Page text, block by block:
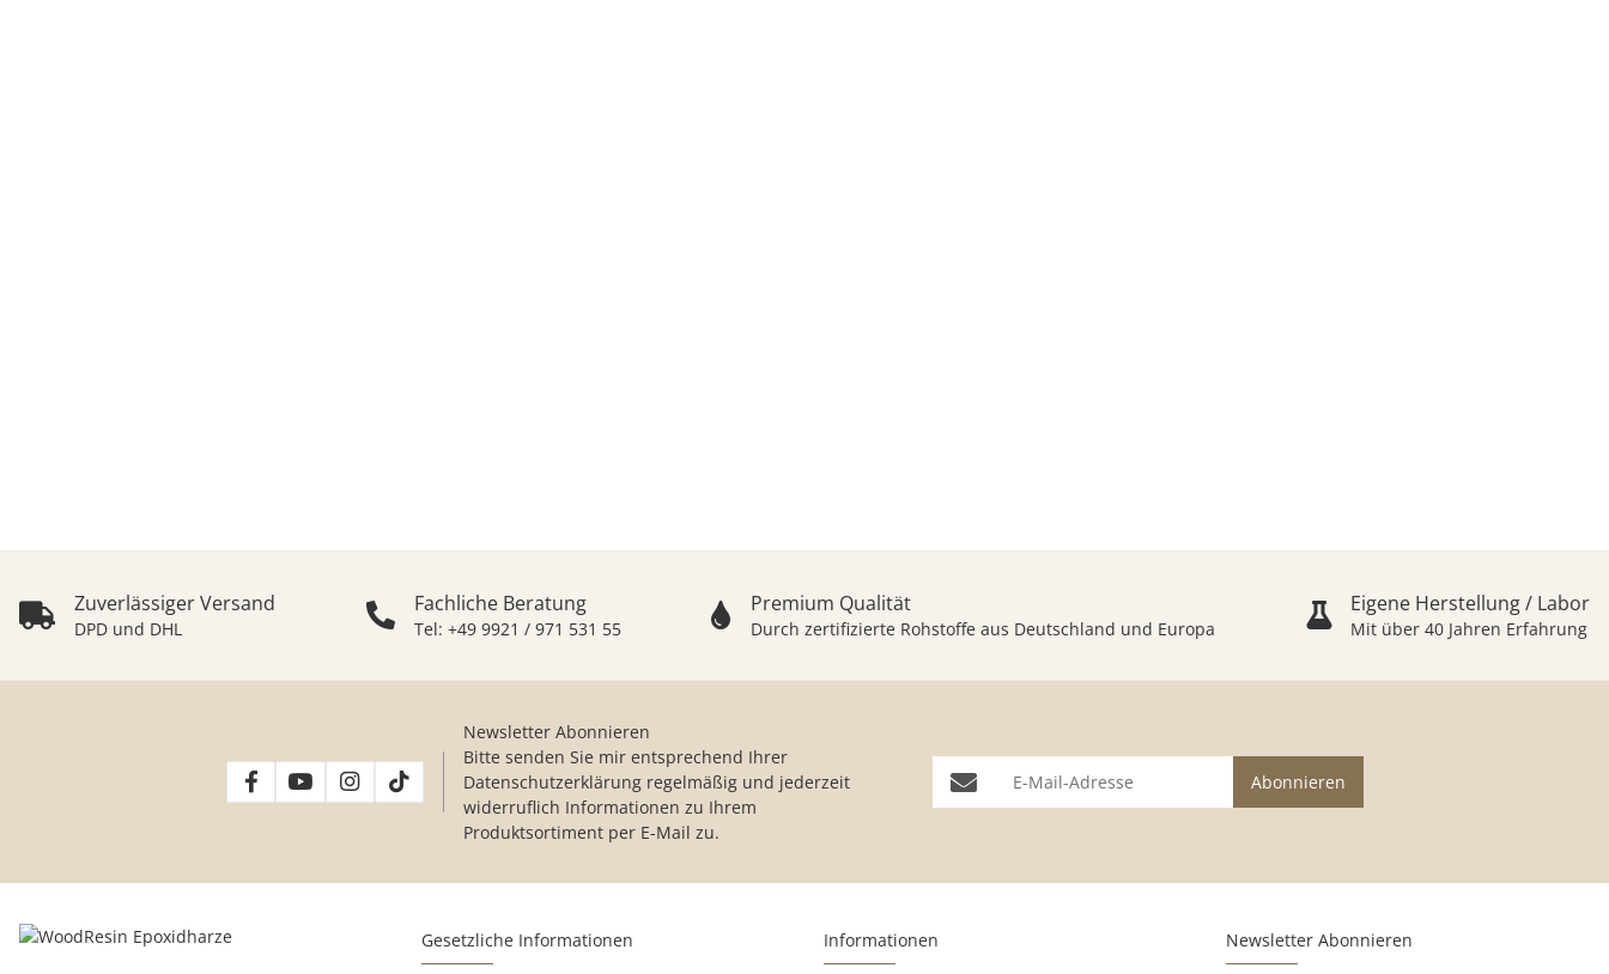
Zuverlässiger Versand
DPD und DHL
Fachliche Beratung
Tel: +49 9921 / 971 531 55
Premium Qualität
Durch zertifizierte Rohstoffe aus Deutschland und Europa
Eigene Herstellung / Labor
Mit über 40 Jahren Erfahrung
Newsletter Abonnieren
Bitte senden Sie mir entsprechend Ihrer
Datenschutzerklärung regelmäßig und jederzeit
widerruflich Informationen zu Ihrem
Produktsortiment per E-Mail zu.
E-Mail-Adresse Abonnieren
Gesetzliche Informationen Informationen Newsletter Abonnieren